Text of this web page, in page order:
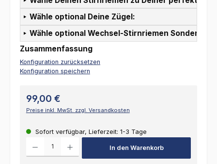
Wähle optional Deine Zügel:
Wähle optional Wechsel-Stirnriemen
Zusammenfassung
Konfiguration zurücksetzen
Konfiguration speichern
99,00 €
Preise inkl. MwSt. zzgl. Versandkosten
Sofort verfügbar, Lieferzeit: 1-3 Tage
In den Warenkorb